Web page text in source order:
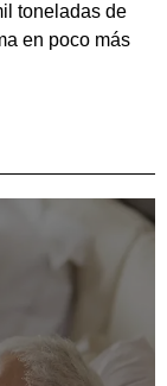
toneladas de
en poco más